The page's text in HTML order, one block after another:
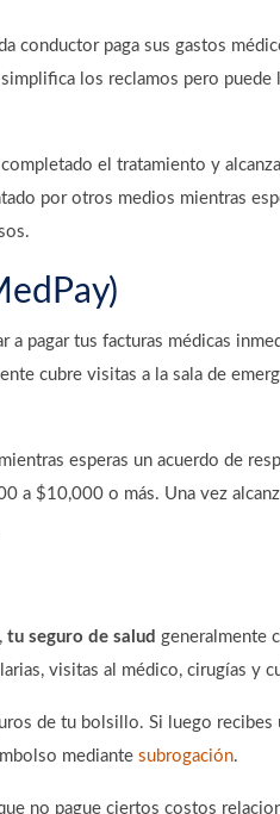
conductor paga sus gastos
los reclamos pero puede
el tratamiento y
por otros medios mientras
a pagar tus facturas médicas
cubre visitas a la sala de
esperas un acuerdo de
a $10,000 o más. Una vez
tu seguro de salud generalmente
visitas al médico, cirugías y
de tu bolsillo. Si luego recibes
mediante subrogación.
no pague ciertos costos